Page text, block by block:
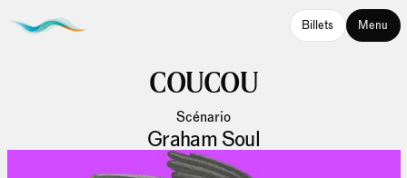
Billets Menu
COUCOU
Scénario
Graham Soul